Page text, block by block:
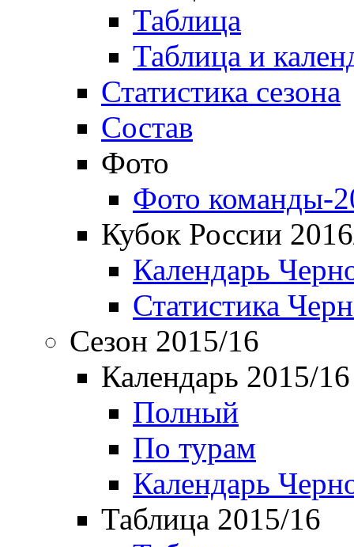
Таблица
Таблица и
Статистика сезона
Состав
Фото
Фото команды-
Кубок России
Календарь
Статистика
Сезон 2015/16
Календарь 2015/16
Полный
По турам
Календарь
Таблица 2015/16